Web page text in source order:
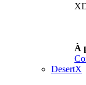
À
DesertX